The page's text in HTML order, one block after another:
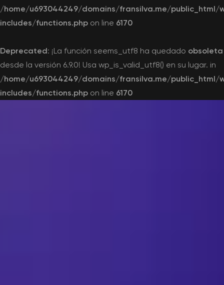
/home/u693044249/domains/fransilva.me/public_html/
includes/functions.php on line 6170
Deprecated: ¡La función seems_utf8 ha quedado obsoleta
desde la versión 6.9.0! Usa wp_is_valid_utf8() en su lugar. in
/home/u693044249/domains/fransilva.me/public_html/
includes/functions.php on line 6170